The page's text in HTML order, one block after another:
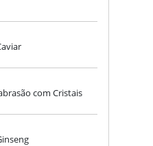
com Cristais